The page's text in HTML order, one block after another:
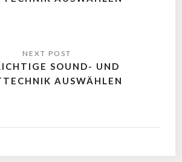
SOUND- UND
AUSWÄHLEN